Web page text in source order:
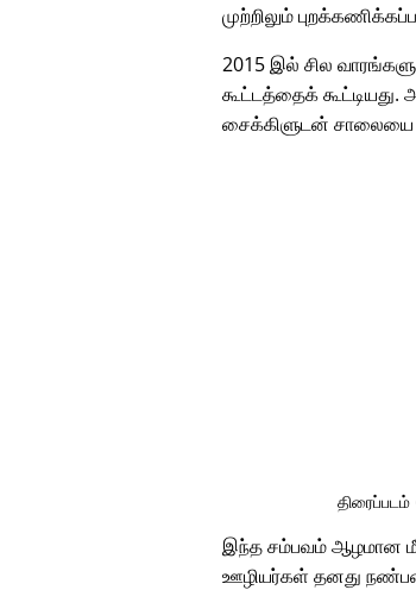
முற்றிலும்
2015 இல் சில
கூட்டத்தைக் கூட்டியது.
சைக்கிளுடன் சாலையை
திரைப்படம்
இந்த சம்பவம் ஆழமான
ஊழியர்கள் தனது